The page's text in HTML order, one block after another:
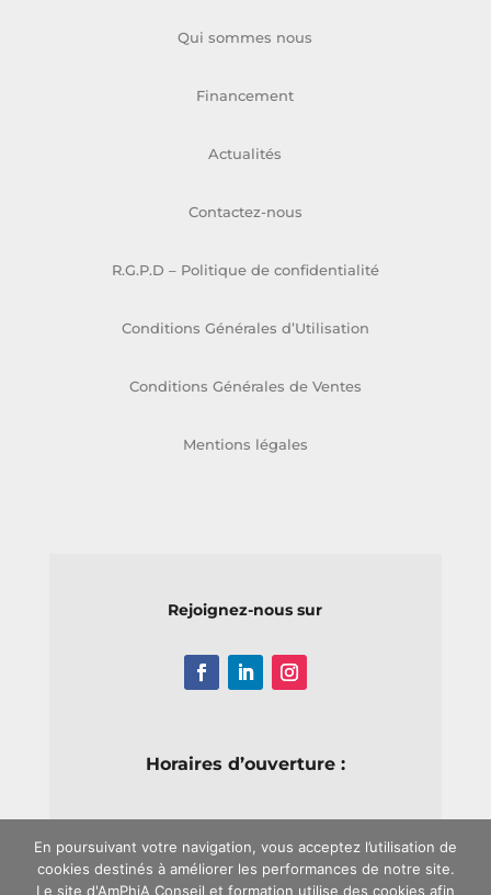
Qui sommes nous
Financement
Actualités
Contactez-nous
R.G.P.D – Politique de confidentialité
Conditions Générales d’Utilisation
Conditions Générales de Ventes
Mentions légales
Rejoignez-nous sur
Horaires d’ouverture :
Week-end : Fermé
En poursuivant votre navigation, vous acceptez l’utilisation de
cookies destinés à améliorer les performances de notre site.
Le site d'AmPhiA Conseil et formation utilise des cookies afin